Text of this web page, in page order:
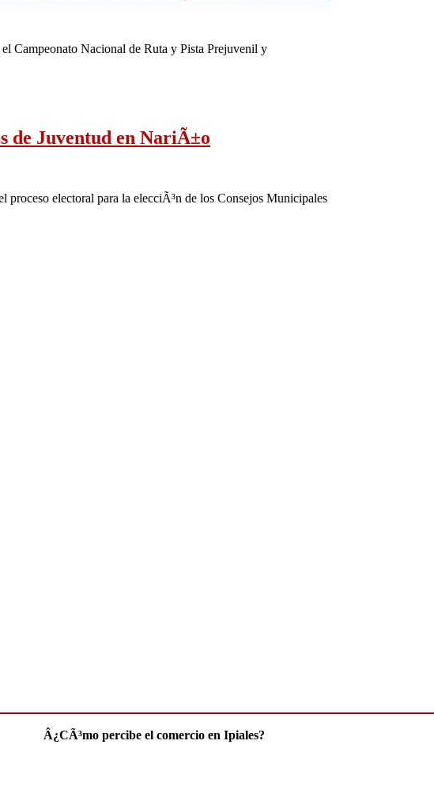
Campeonato Nacional de Ruta y Pista Prejuvenil y
de Juventud en NariÃ±o
electoral para la elecciÃ³n de los Consejos Municipales
Â¿CÃ³mo percibe el comercio en Ipiales?